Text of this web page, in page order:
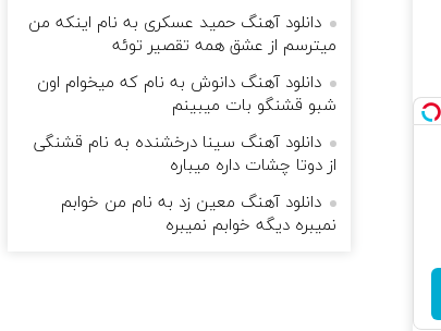
دانلود آهنگ حمید عسکری به نام اینکه من
میترسم از عشق همه تقصیر توئه
دانلود آهنگ دانوش به نام که میخوام اون
شبو قشنگو بات میبینم
دانلود آهنگ سینا درخشنده به نام قشنگی
از دوتا چشات داره میباره
دانلود آهنگ معین زد به نام من خوابم
نمیبره دیگه خوابم نمیبره